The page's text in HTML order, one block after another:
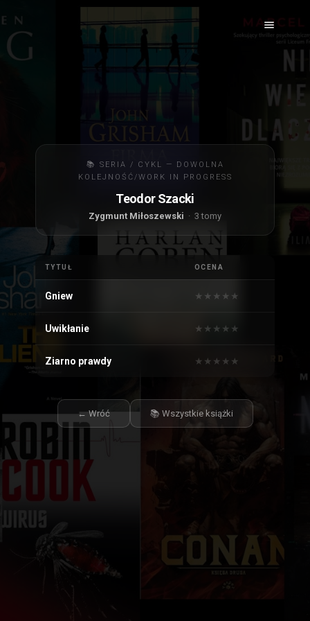
📚 SERIA / CYKL — DOWOLNA
KOLEJNOŚĆ/WORK IN PROGRESS
Teodor Szacki
Zygmunt Miłoszewski · 3 tomy
TYTUŁ OCENA
Gniew ★
★ ★
★ ★
★ ★
★ ★
★
Uwikłanie ★
★ ★
★ ★
★ ★
★ ★
★
Ziarno prawdy ★
★ ★
★ ★
★ ★
★ ★
★
← Wróć 📚 Wszystkie książki